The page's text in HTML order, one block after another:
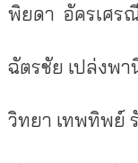
พิยดา อัครเศร
ฉัตรชัย เปล่งพา
วิทยา เทพทิพย์